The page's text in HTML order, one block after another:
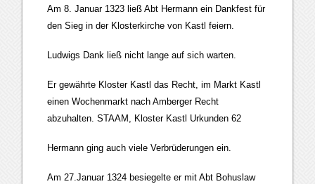
Am 8. Januar 1323 ließ Abt Hermann ein Dankfest für
den Sieg in der Klosterkirche von Kastl feiern.
Ludwigs Dank ließ nicht lange auf sich warten.
Er gewährte Kloster Kastl das Recht, im Markt Kastl
einen Wochenmarkt nach Amberger Recht
abzuhalten. STAAM, Kloster Kastl Urkunden 62
Hermann ging auch viele Verbrüderungen ein.
Am 27.Januar 1324 besiegelte er mit Abt Bohuslaw